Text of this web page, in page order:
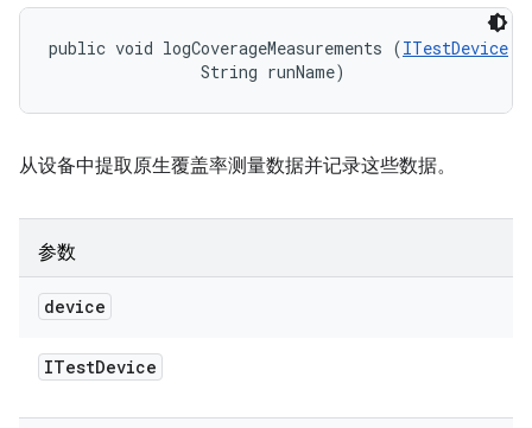
public void logCoverageMeasurements (ITestDevice
                String runName)
从设备中提取原生覆盖率测量数据并记录这些数据。
参数
device
ITestDevice